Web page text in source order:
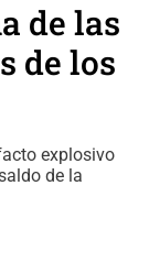
de las
de los
explosivo
de la